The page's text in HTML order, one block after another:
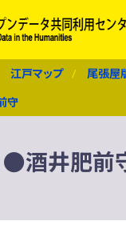
江戸マップ 尾張屋
守
●酒井肥前